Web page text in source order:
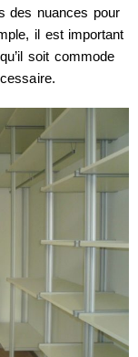
des nuances pour
il est important
soit commode